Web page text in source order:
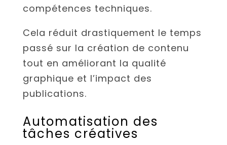
compétences techniques.
Cela réduit drastiquement le temps
passé sur la création de contenu
tout en améliorant la qualité
graphique et l’impact des
publications.
Automatisation des
tâches créatives